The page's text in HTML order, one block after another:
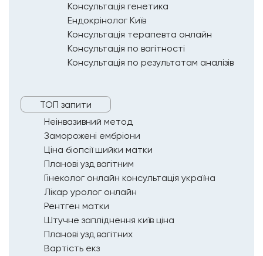
Консультація генетика
Ендокрінолог Київ
Консультація терапевта онлайн
Консультація по вагітності
Консультація по результатам аналізів
ТОП запити
Неінвазивний метод
Заморожені ембріони
Ціна біопсії шийки матки
Планові узд вагітним
Гінеколог онлайн консультація україна
Лікар уролог онлайн
Рентген матки
Штучне запліднення київ ціна
Планові узд вагітних
Вартість екз